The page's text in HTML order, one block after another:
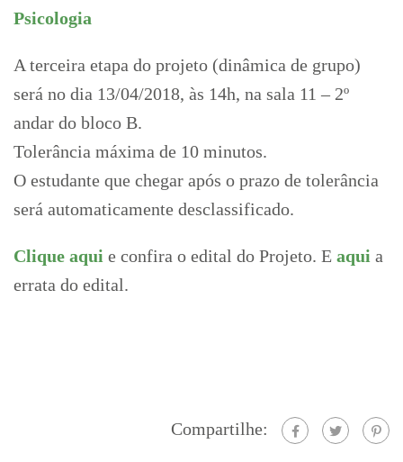
Psicologia
A terceira etapa do projeto (dinâmica de grupo)
será no dia 13/04/2018, às 14h, na sala 11 – 2º
andar do bloco B.
Tolerância máxima de 10 minutos.
O estudante que chegar após o prazo de tolerância
será automaticamente desclassificado.
Clique aqui e confira o edital do Projeto. E aqui a
errata do edital.
Compartilhe: